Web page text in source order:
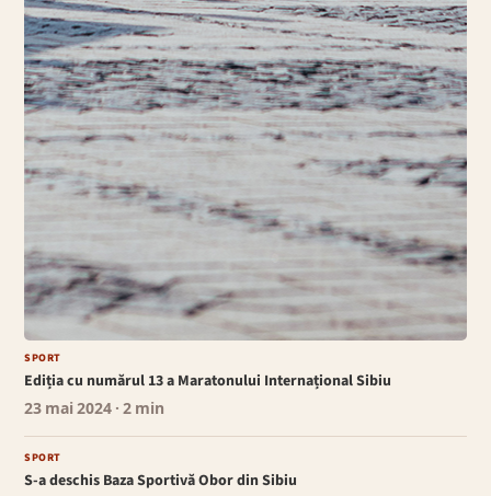
SPORT
Ediția cu numărul 13 a Maratonului Internațional Sibiu
23 mai 2024 · 2 min
SPORT
S-a deschis Baza Sportivă Obor din Sibiu